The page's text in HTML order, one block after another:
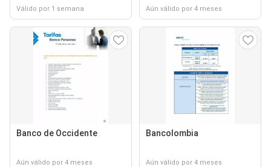
Válido por 1 semana Aún válido por 4 meses
Banco de Occidente
Aún válido por 4 meses
Bancolombia
Aún válido por 4 meses